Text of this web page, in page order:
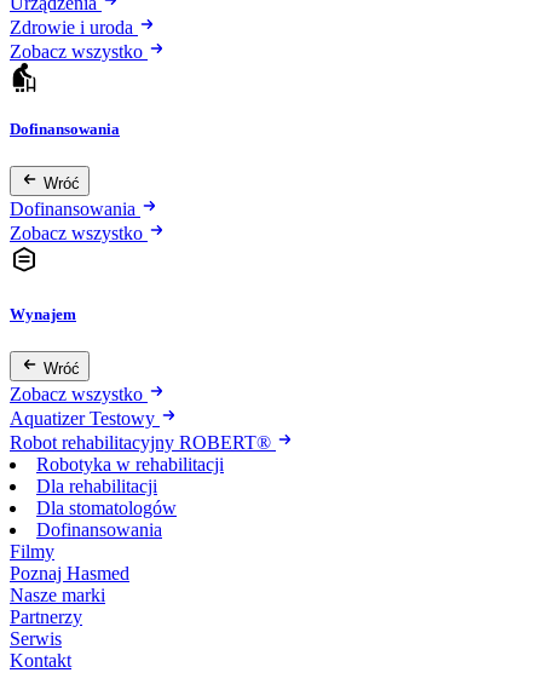
Zdrowie i uroda
Zobacz wszystko
Dofinansowania
Wróć
Dofinansowania
Zobacz wszystko
Wynajem
Wróć
Zobacz wszystko
Aquatizer Testowy
Robot rehabilitacyjny ROBERT®
Robotyka w rehabilitacji
Dla rehabilitacji
Dla stomatologów
Dofinansowania
Filmy
Poznaj Hasmed
Nasze marki
Partnerzy
Serwis
Kontakt